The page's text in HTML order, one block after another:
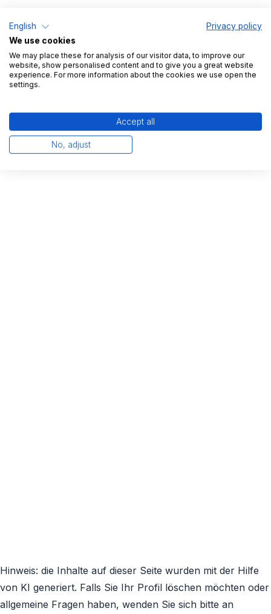
Unternehmensbeschreibung
Adidas ist ein weltweit führender Anbieter von
Sportbekleidung, einschließlich Schuhen,
Kleidung und Accessoires. Das Unternehmen ist
bekannt für seine innovativen Designs und
Hinweis: die Inhalte auf dieser Seite wurden mit der Hilfe
von KI generiert. Falls Sie Ihr Profil löschen möchten oder
allgemeine Fragen haben, wenden Sie sich bitte an
English
Privacy policy
We use cookies
We may place these for analysis of our visitor data, to improve our
website, show personalised content and to give you a great website
experience. For more information about the cookies we use open the
settings.
Accept all
No, adjust